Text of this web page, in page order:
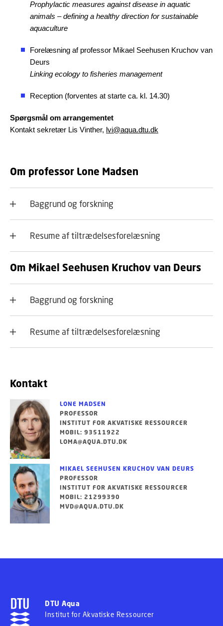
Prophylactic measures against disease in aquatic
animals – defining a healthy direction for sustainable
aquaculture
Forelæsning af professor Mikael Seehusen Kruchov van
Deurs
Linking ecology to fisheries management
Reception (forventes at starte ca. kl. 14.30)
Spørgsmål om arrangementet
Kontakt sekretær Lis Vinther, lvi@aqua.dtu.dk
Om professor Lone Madsen
Baggrund og forskning
Resume af tiltrædelsesforelæsning
Om Mikael Seehusen Kruchov van Deurs
Baggrund og forskning
Resume af tiltrædelsesforelæsning
Kontakt
LONE MADSEN
PROFESSOR
INSTITUT FOR AKVATISKE RESSOURCER
MOBIL: 93511922
LOMA@AQUA.DTU.DK
MIKAEL SEEHUSEN KRUCHOV VAN DEURS
PROFESSOR
INSTITUT FOR AKVATISKE RESSOURCER
MOBIL: 21299390
MVD@AQUA.DTU.DK
DTU Aqua
Institut for Akvatiske Ressourcer